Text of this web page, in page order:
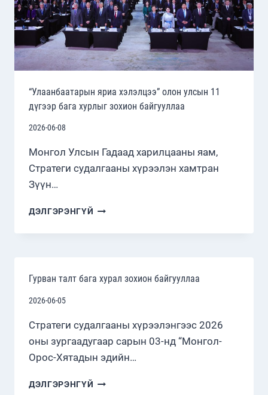
“Улаанбаатарын яриа хэлэлцээ” олон улсын 11
дүгээр бага хурлыг зохион байгууллаа
2026-06-08
Монгол Улсын Гадаад харилцааны яам,
Стратеги судалгааны хүрээлэн хамтран
Зүүн…
ДЭЛГЭРЭНГҮЙ “УЛААНБААТАРЫН
ХЭЛЭЛЦЭЭ”
ДҮГЭЭР
ЗОХИОН
Гурван талт бага хурал зохион байгууллаа
2026-06-05
Стратеги судалгааны хүрээлэнгээс 2026
оны зургаадугаар сарын 03-нд “Монгол-
Орос-Хятадын эдийн…
ДЭЛГЭРЭНГҮЙ ГУРВАН